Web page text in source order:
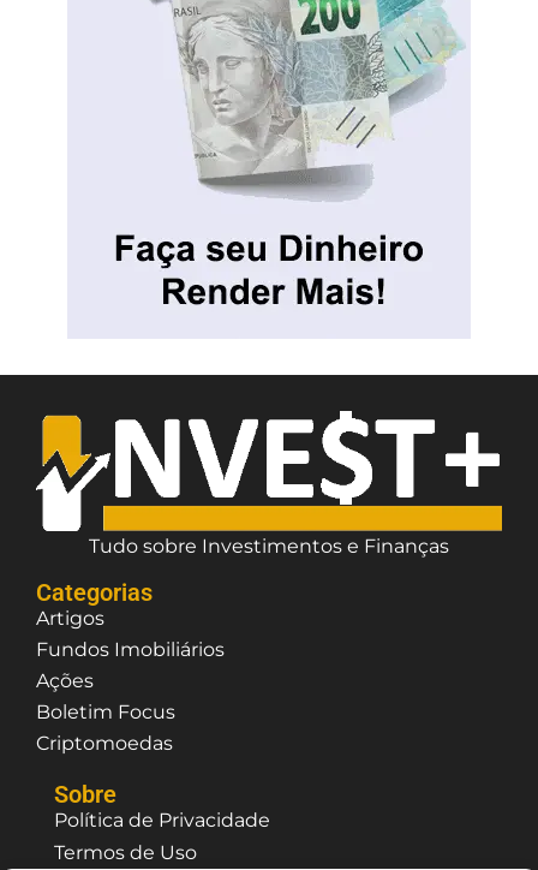
Tudo sobre Investimentos e Finanças
Categorias
Artigos
Fundos Imobiliários
Ações
Boletim Focus
Criptomoedas
Sobre
Política de Privacidade
Termos de Uso